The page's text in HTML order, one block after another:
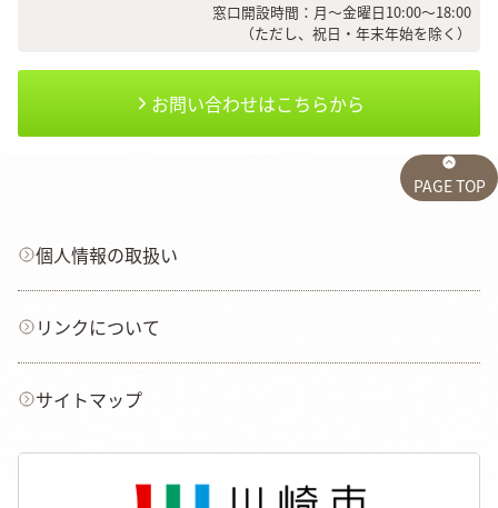
窓口開設時間：月～金曜日10:00～18:00
（ただし、祝日・年末年始を除く）
お問い合わせはこちらから
PAGE TOP
個人情報の取扱い
リンクについて
サイトマップ